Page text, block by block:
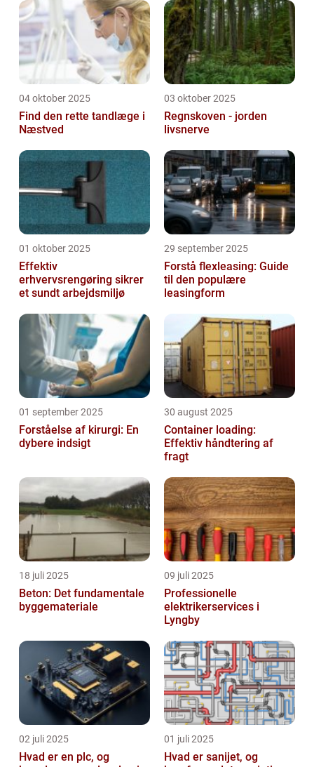
04 oktober 2025
Find den rette tandlæge i
Næstved
03 oktober 2025
Regnskoven - jorden
livsnerve
01 oktober 2025
Effektiv
erhvervsrengøring sikrer
et sundt arbejdsmiljø
29 september 2025
Forstå flexleasing: Guide
til den populære
leasingform
01 september 2025
Forståelse af kirurgi: En
dybere indsigt
30 august 2025
Container loading:
Effektiv håndtering af
fragt
18 juli 2025
Beton: Det fundamentale
byggemateriale
09 juli 2025
Professionelle
elektrikerservices i
Lyngby
02 juli 2025
Hvad er en plc, og
01 juli 2025
Hvad er sanijet, og